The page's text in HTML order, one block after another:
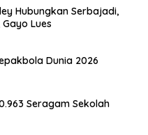
Hubungkan Serbajadi,
Lues
Dunia 2026
Seragam Sekolah